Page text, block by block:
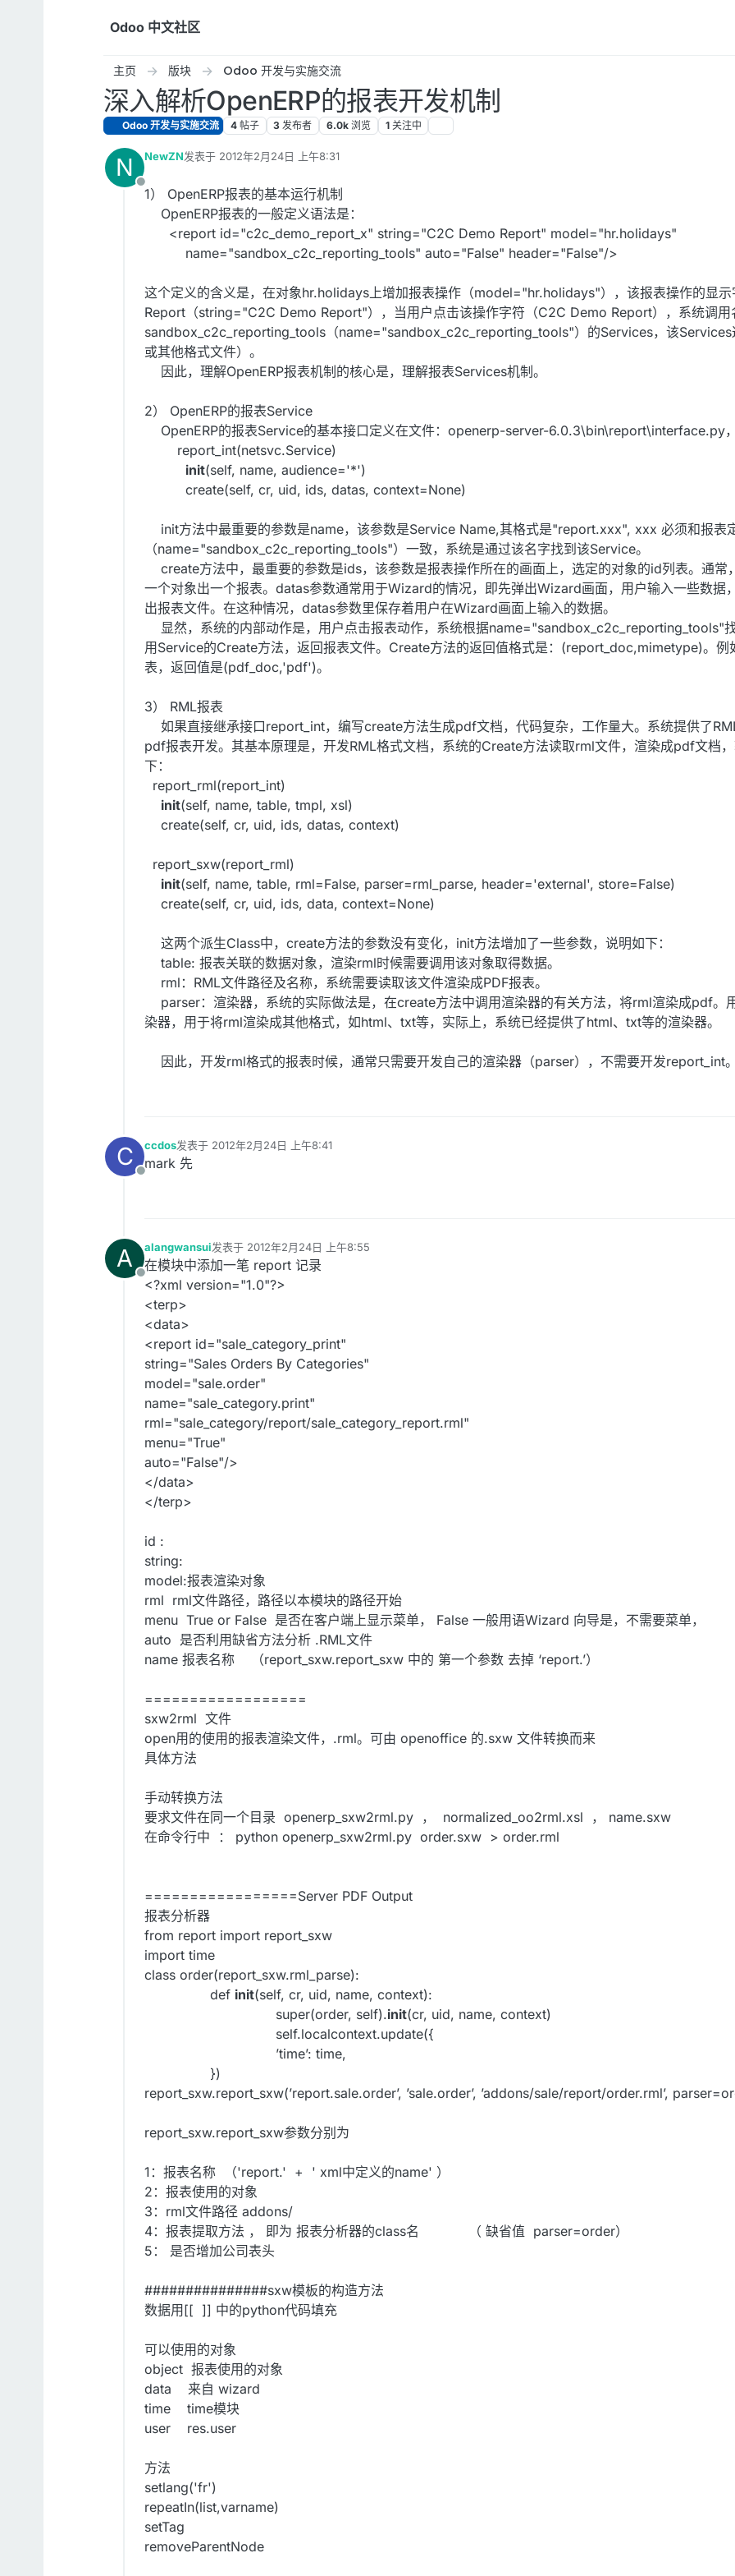
Odoo 中文社区
主页 版块 Odoo 开发与实施交流
深入解析OpenERP的报表开发机制
Odoo 开发与实施交流 4 帖子 3 发布者 6.0k 浏览 1 关注中
N
离线
NewZN发表于 2012年2月24日 上午8:31
最后由 编辑
1） OpenERP报表的基本运行机制
OpenERP报表的一般定义语法是：
<report id="c2c_demo_report_x" string="C2C Demo Report" model="hr.holidays"
name="sandbox_c2c_reporting_tools" auto="False" header="False"/>
这个定义的含义是，在对象hr.holidays上增加报表操作（model="hr.holidays"），该报表操作的显
Report（string="C2C Demo Report"），当用户点击该操作字符（C2C Demo Report），系统调用
sandbox_c2c_reporting_tools（name="sandbox_c2c_reporting_tools"）的Services，该Services
或其他格式文件）。
因此，理解OpenERP报表机制的核心是，理解报表Services机制。
2） OpenERP的报表Service
OpenERP的报表Service的基本接口定义在文件：openerp-server-6.0.3\bin\report\interface.py，
report_int(netsvc.Service)
init(self, name, audience='*')
create(self, cr, uid, ids, datas, context=None)
init方法中最重要的参数是name，该参数是Service Name,其格式是"report.xxx", xxx 必须和报表
（name="sandbox_c2c_reporting_tools"）一致，系统是通过该名字找到该Service。
create方法中，最重要的参数是ids，该参数是报表操作所在的画面上，选定的对象的id列表。通常
一个对象出一个报表。datas参数通常用于Wizard的情况，即先弹出Wizard画面，用户输入一些数据
出报表文件。在这种情况，datas参数里保存着用户在Wizard画面上输入的数据。
显然，系统的内部动作是，用户点击报表动作，系统根据name="sandbox_c2c_reporting_tools"
用Service的Create方法，返回报表文件。Create方法的返回值格式是：(report_doc,mimetype)。例
表，返回值是(pdf_doc,'pdf')。
3） RML报表
如果直接继承接口report_int，编写create方法生成pdf文档，代码复杂，工作量大。系统提供了
pdf报表开发。其基本原理是，开发RML格式文档，系统的Create方法读取rml文件，渲染成pdf文档
下：
report_rml(report_int)
init(self, name, table, tmpl, xsl)
create(self, cr, uid, ids, datas, context)
report_sxw(report_rml)
init(self, name, table, rml=False, parser=rml_parse, header='external', store=False)
create(self, cr, uid, ids, data, context=None)
这两个派生Class中，create方法的参数没有变化，init方法增加了一些参数，说明如下：
table: 报表关联的数据对象，渲染rml时候需要调用该对象取得数据。
rml：RML文件路径及名称，系统需要读取该文件渲染成PDF报表。
parser：渲染器，系统的实际做法是，在create方法中调用渲染器的有关方法，将rml渲染成pdf。
染器，用于将rml渲染成其他格式，如html、txt等，实际上，系统已经提供了html、txt等的渲染器。
因此，开发rml格式的报表时候，通常只需要开发自己的渲染器（parser），不需要开发report_int。
C
离线
ccdos发表于 2012年2月24日 上午8:41
最后由 编辑
mark 先
A
离线
alangwansui发表于 2012年2月24日 上午8:55
最后由 编辑
在模块中添加一笔 report 记录
<?xml version="1.0"?>
<terp>
<data>
<report id="sale_category_print"
string="Sales Orders By Categories"
model="sale.order"
name="sale_category.print"
rml="sale_category/report/sale_category_report.rml"
menu="True"
auto="False"/>
</data>
</terp>
id :
string:
model:报表渲染对象
rml rml文件路径，路径以本模块的路径开始
menu True or False 是否在客户端上显示菜单， False 一般用语Wizard 向导是，不需要菜单，
auto 是否利用缺省方法分析 .RML文件
name 报表名称 （report_sxw.report_sxw 中的 第一个参数 去掉 ‘report.’）
==================
sxw2rml 文件
open用的使用的报表渲染文件，.rml。可由 openoffice 的.sxw 文件转换而来
具体方法
手动转换方法
要求文件在同一个目录 openerp_sxw2rml.py ， normalized_oo2rml.xsl ， name.sxw
在命令行中 ： python openerp_sxw2rml.py order.sxw > order.rml
=================Server PDF Output
报表分析器
from report import report_sxw
import time
class order(report_sxw.rml_parse):
def init(self, cr, uid, name, context):
super(order, self).init(cr, uid, name, context)
self.localcontext.update({
’time’: time,
})
report_sxw.report_sxw(’report.sale.order’, ’sale.order’, ’addons/sale/report/order.rml’,
report_sxw.report_sxw参数分别为
1：报表名称 （'report.' + ' xml中定义的name' ）
2：报表使用的对象
3：rml文件路径 addons/
4：报表提取方法 ， 即为 报表分析器的class名 （ 缺省值 parser=order）
5： 是否增加公司表头
###############sxw模板的构造方法
数据用[[ ]] 中的python代码填充
可以使用的对象
object 报表使用的对象
data 来自 wizard
time time模块
user res.user
方法
setlang('fr')
repeatIn(list,varname)
setTag
removeParentNode